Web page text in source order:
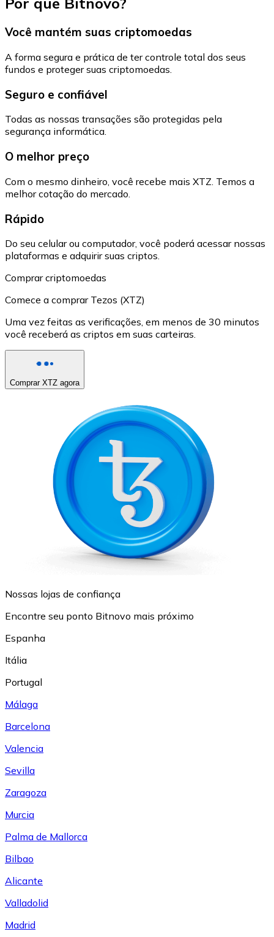
Você mantém suas criptomoedas
A forma segura e prática de ter controle total dos seus
fundos e proteger suas criptomoedas.
Seguro e confiável
Todas as nossas transações são protegidas pela
segurança informática.
O melhor preço
Com o mesmo dinheiro, você recebe mais XTZ. Temos a
melhor cotação do mercado.
Rápido
Do seu celular ou computador, você poderá acessar nossas
plataformas e adquirir suas criptos.
Comprar criptomoedas
Comece a comprar Tezos (XTZ)
Uma vez feitas as verificações, em menos de 30 minutos
você receberá as criptos em suas carteiras.
Comprar XTZ agora
Nossas lojas de confiança
Encontre seu ponto Bitnovo mais próximo
Espanha
Itália
Portugal
Málaga
Barcelona
Valencia
Sevilla
Zaragoza
Murcia
Palma de Mallorca
Bilbao
Alicante
Valladolid
Madrid